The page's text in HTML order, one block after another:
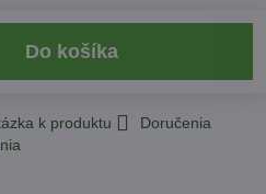
Do košíka
k produktu Doručenia